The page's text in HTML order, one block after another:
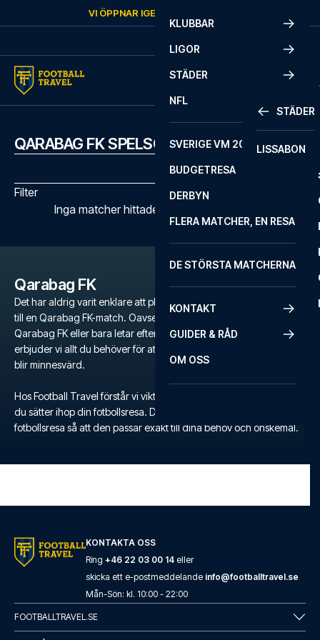
VI ÖPPNAR IGEN
KLUBBAR
LIGOR
STÄDER
STÄDER
LISSABON
NFL
SVERIGE VM 2026
BUDGETRESA
DERBYN
FLERA MATCHER, EN RESA
DE STÖRSTA MATCHERNA
KONTAKT
GUIDER & RÅD
OM OSS
QARABAG FK SPELSCHEMA
Filter
Inga matcher hittades med de valda filtren
Qarabag FK
Det har aldrig varit enklare att planera en oförglömlig fotbollsresa
till en Qarabag FK-match. Oavsett om du är en dedikerad fan av
Qarabag FK eller bara letar efter en unik fotbollsupplevelse,
erbjuder vi allt du behöver för att säkerställa att din fotbollsresa
blir minnesvärd.
Hos Football Travel förstår vi vikten av flexibilitet och komfort när
du sätter ihop din fotbollsresa. Därför kan du skräddarsy din egen
fotbollsresa så att den passar exakt till dina behov och önskemål.
KONTAKTA OSS
Ring +46 22 03 00 14 eller
skicka ett e-postmeddelande info@footballtravel.se
Mån-Sön: kl. 10:00 - 22:00
FOOTBALLTRAVEL.SE